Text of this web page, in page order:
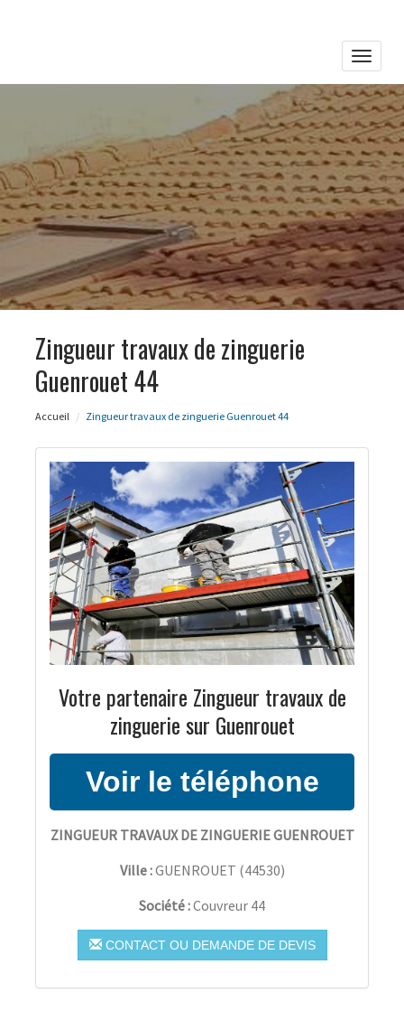
Toggle
Zingueur travaux de zinguerie
Guenrouet 44
Accueil Zingueur travaux de zinguerie Guenrouet 44
Votre partenaire Zingueur travaux de
zinguerie sur Guenrouet
ZINGUEUR TRAVAUX DE ZINGUERIE GUENROUET
Ville :GUENROUET (44530)
Société :Couvreur 44
CONTACT OU DEMANDE DE DEVIS